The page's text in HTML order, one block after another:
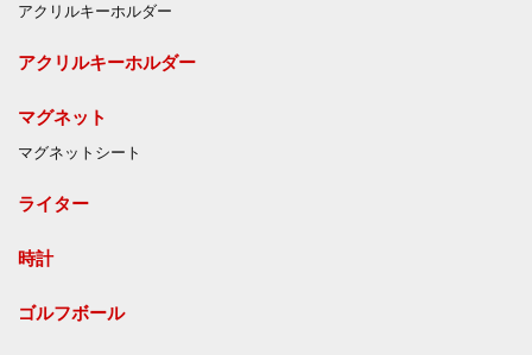
アクリルキーホルダー
アクリルキーホルダー
マグネット
マグネットシート
ライター
時計
ゴルフボール